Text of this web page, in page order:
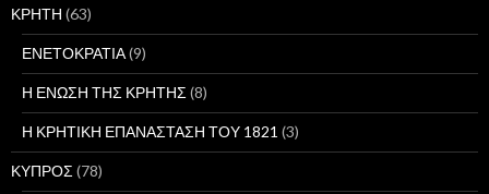
ΚΡΗΤΗ (63)
ΕΝΕΤΟΚΡΑΤΙΑ(9)
Η ΕΝΩΣΗ ΤΗΣ ΚΡΗΤΗΣ (8)
Η ΚΡΗΤΙΚΗ ΕΠΑΝΑΣΤΑΣΗ ΤΟΥ 1821 (3)
ΚΥΠΡΟΣ (78)